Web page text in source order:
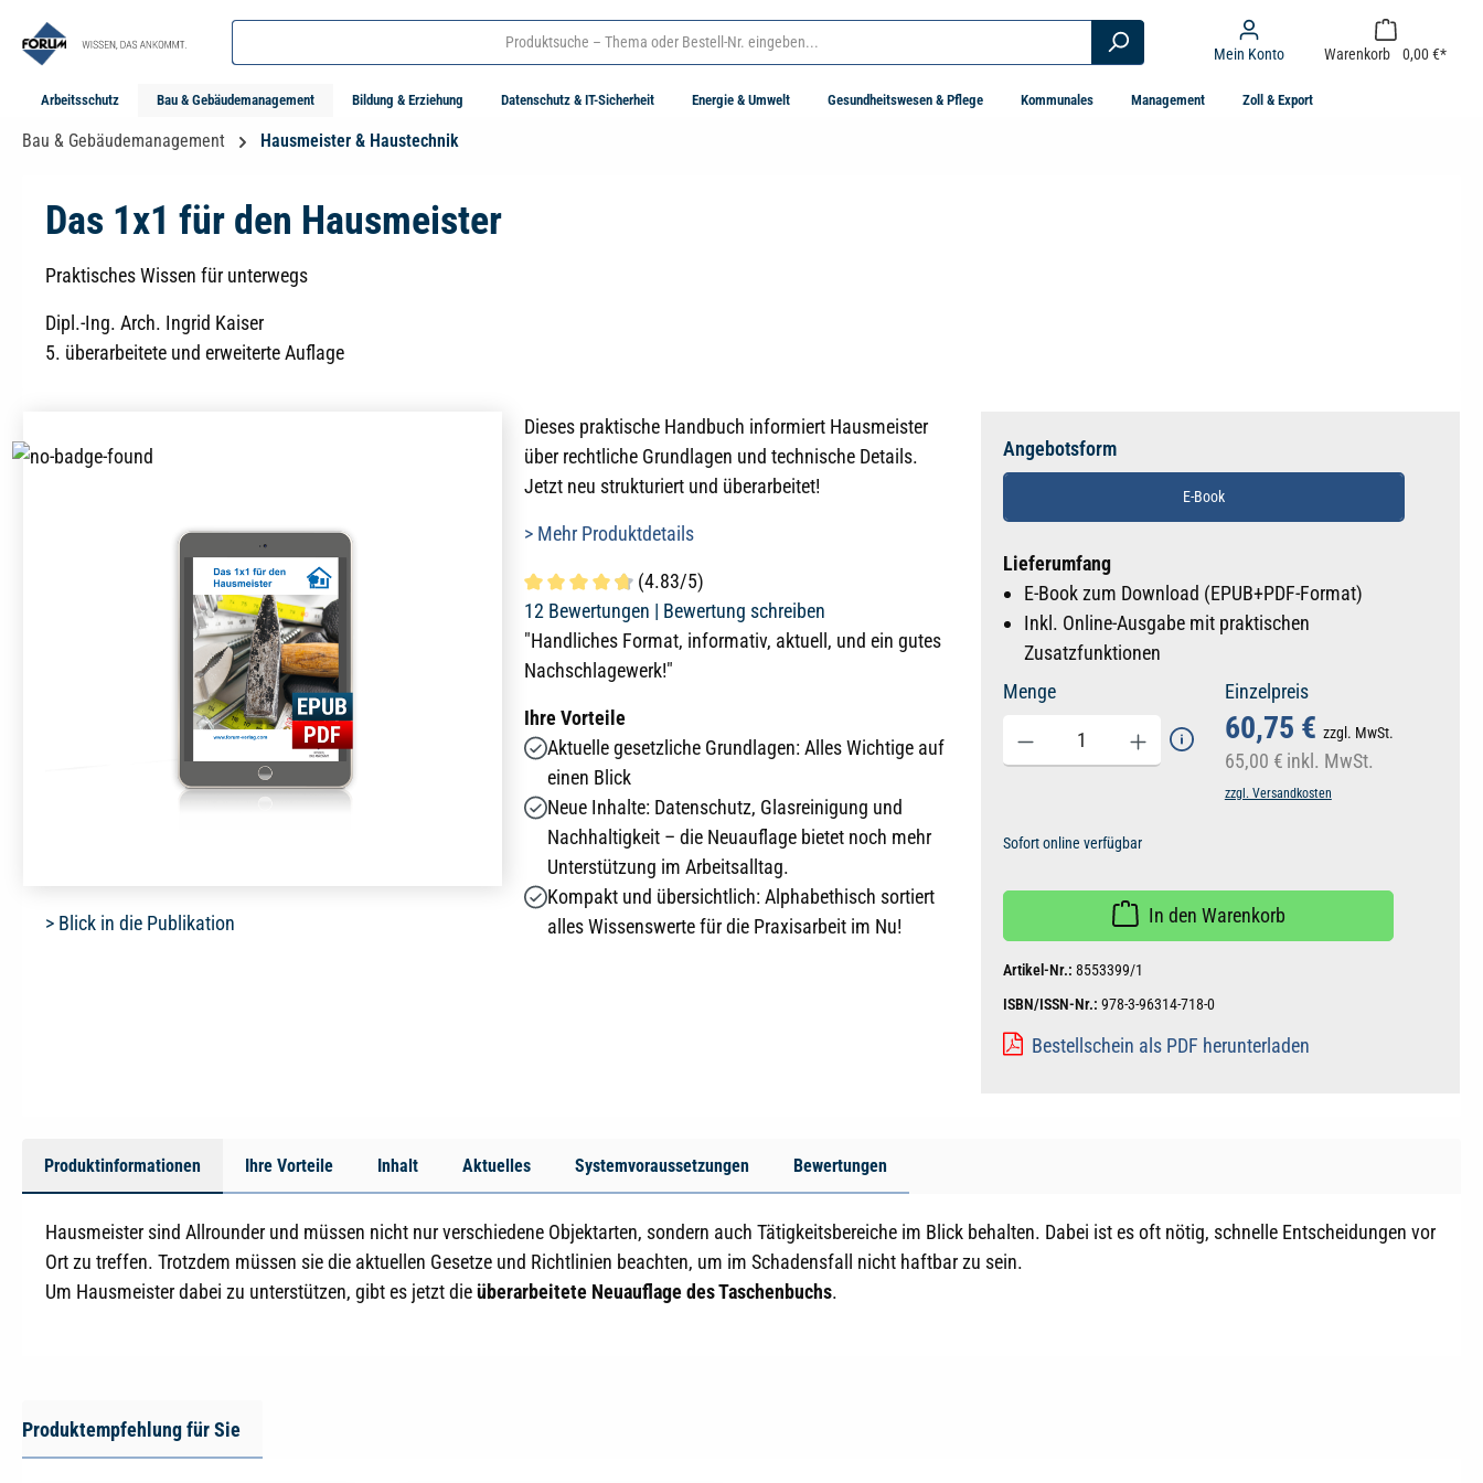
Zur Hauptnavigation springen
Mein Konto Warenkorb 0,00 €*
Arbeitsschutz Bau & Gebäudemanagement Bildung & Erziehung Datenschutz & IT-Sicherheit Energie & Umwelt Gesundheitswesen & Pflege Kommunales Management Zoll & Export
Bau & Gebäudemanagement Hausmeister & Haustechnik
Das 1x1 für den Hausmeister
Praktisches Wissen für unterwegs
Dipl.-Ing. Arch. Ingrid Kaiser
5. überarbeitete und erweiterte Auflage
> Blick in die Publikation
Dieses praktische Handbuch informiert Hausmeister
über rechtliche Grundlagen und technische Details.
Jetzt neu strukturiert und überarbeitet!
> Mehr Produktdetails
Durchschnittliche Bewertung von 4.8 von 5 Sternen
(4.83/5)
12 Bewertungen | Bewertung schreiben
"Handliches Format, informativ, aktuell, und ein gutes
Nachschlagewerk!"
Ihre Vorteile
Aktuelle gesetzliche Grundlagen: Alles Wichtige auf
einen Blick
Neue Inhalte: Datenschutz, Glasreinigung und
Nachhaltigkeit – die Neuauflage bietet noch mehr
Unterstützung im Arbeitsalltag.
Kompakt und übersichtlich: Alphabethisch sortiert
alles Wissenswerte für die Praxisarbeit im Nu!
Angebotsform
E-Book
Lieferumfang
E-Book zum Download (EPUB+PDF-Format)
Inkl. Online-Ausgabe mit praktischen
Zusatzfunktionen
Menge
Einzelpreis
60,75 € zzgl. MwSt.
65,00 € inkl. MwSt.
zzgl. Versandkosten
Sofort online verfügbar
In den Warenkorb
Artikel-Nr.: 8553399/1
ISBN/ISSN-Nr.: 978-3-96314-718-0
Bestellschein als PDF herunterladen
Produktinformationen Ihre Vorteile Inhalt Aktuelles Systemvoraussetzungen Bewertungen
Hausmeister sind Allrounder und müssen nicht nur verschiedene Objektarten, sondern auch Tätigkeitsbereiche im Blick behalten. Dabei ist es oft nötig, schnelle Entscheidungen vor
Ort zu treffen. Trotzdem müssen sie die aktuellen Gesetze und Richtlinien beachten, um im Schadensfall nicht haftbar zu sein.
Um Hausmeister dabei zu unterstützen, gibt es jetzt dieüberarbeitete Neuauflage des Taschenbuchs.
Produktempfehlung für Sie